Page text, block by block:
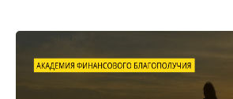
заработка.